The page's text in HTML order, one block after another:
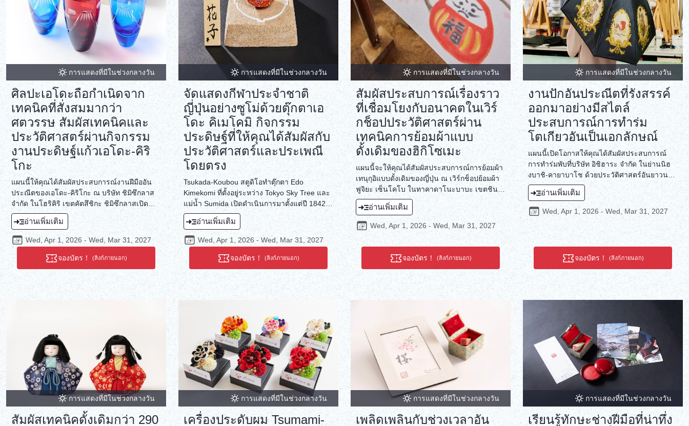
การแสดงที่มีในช่วงกลางวัน
ศิลปะเอโดะถือกำเนิดจาก
เทคนิคที่สั่งสมมากว่า
ศตวรรษ สัมผัสเทคนิคและ
ประวัติศาสตร์ผ่านกิจกรรม
งานประดิษฐ์แก้วเอโดะ-คิริ
โกะ
แผนนี้ให้คุณได้สัมผัสประสบการณ์งานฝีมืออัน
ประณีตของเอโดะ-คิริโกะ ณ บริษัท ชิมิซึกลาส
จำกัด ในโฮริคิริ เขตคัตสึชิกะ ชิมิซึกลาสเปิด
ดำเนินการในปี พ.ศ. 2466 ในฐานะโรงงาน
แปรรูปแก้ว นับตั้งแต่นั้นมา ชิมิซึกลาสยังคง
พัฒนาเทคนิคการแปรรูปแก้วอย่างต่อเนื่อง
ยาวนานกว่าศตวรรษ ประเพณีการประดิษฐ์แก้ว
ของเอโดะ-คิริโกะ ซึ่งถือกำเนิดขึ้นจาก
ประสบการณ์อันยาวนานนี้ ได้สร้างสรรค์ผลงาน
ศิลปะที่ใช้งานได้จริง ประดับประดาด้วยลวดลาย
อันประณีต ผ่านกิจกรรมการประดิษฐ์เครื่องแก้ว
เอโดะ-คิริโกะเพื่อตกแต่งโต๊ะอาหารประจำวัน
อ่านเพิ่มเติม
Wed, Apr 1, 2026 - Wed, Mar 31, 2027
จองบัตร！ (ลิงก์ภายนอก)
การแสดงที่มีในช่วงกลางวัน
จัดแสดงกีฬาประจำชาติ
ญี่ปุ่นอย่างซูโม่ด้วยตุ๊กตาเอ
โดะ คิเมโคมิ กิจกรรม
ประดิษฐ์ที่ให้คุณได้สัมผัสกับ
ประวัติศาสตร์และประเพณี
โดยตรง
Tsukada-Koubou สตูดิโอทำตุ๊กตา Edo
Kimekomi ที่ตั้งอยู่ระหว่าง Tokyo Sky Tree และ
แม่น้ำ Sumida เปิดดำเนินการมาตั้งแต่ปี 1842
Ryoggoku บ้านของซูโม่ และสตูดิโอ Tsukada-
Koubou ก็ตั้งอยู่ในเขตเดียวกัน คือ เขต Sumida
ในจุดที่อยู่ใกล้กับใจกลางของซูโม่ คุณจะได้
เพลิดเพลินกับกิจกรรมการยัดผ้าตกแต่งเข้าไปใน
ผ้าเตี่ยว Mawashi ของตุ๊กตาซูโม่ ตุ๊กตาซูโม่บาง
ตัวมีด้านที่สนุกสนานด้วยกระดิ่งประดับ และหลัง
จากกิจกรรมแล้ว การได้รับแหวนซูโม่ Dohyo
และแผ่นโลหะก็ทำให้เป็นกิจกรรมที่น่าจับตามอง
อ่านเพิ่มเติม
Wed, Apr 1, 2026 - Wed, Mar 31, 2027
จองบัตร！ (ลิงก์ภายนอก)
การแสดงที่มีในช่วงกลางวัน
สัมผัสประสบการณ์เรื่องราว
ที่เชื่อมโยงกับอนาคตในเวิร์
กช็อปประวัติศาสตร์ผ่าน
เทคนิคการย้อมผ้าแบบ
ดั้งเดิมของฮิกิโซเมะ
แผนนี้จะให้คุณได้สัมผัสประสบการณ์การย้อมผ้า
เทนุกุอิแบบดั้งเดิมของญี่ปุ่น ณ เวิร์กช็อปย้อมผ้า
ฟูจิยะ เซ็นโคโบ ในทาคาดาโนะบาบะ เขตชินจู
กุ โตเกียว คุณจะได้วาดลวดลายที่คุณเลือกลงบน
ผ้าเทนุกุอิโดยใช้เทคนิคฮิกิโซเมะ ซึ่งเป็นการย้อม
ผ้าด้วยมือ ทั้งเครื่องมือที่เหมาะสมและสภาพ
แวดล้อมที่เหมาะสมเป็นสิ่งสำคัญอย่างยิ่งต่อการ
สร้างสรรค์ผลงานที่สวยงามอย่างเชี่ยวชาญ
ประสบการณ์การย้อมผ้าในเวิร์กช็อปดินเผาที่ยัง
คงรักษาจิตวิญญาณของญี่ปุ่นยุคก่อนสมัยใหม่ไว้
จะทำให้คุณรู้สึกอบอุ่นใจและหวนนึกถึงอดีต
อ่านเพิ่มเติม
Wed, Apr 1, 2026 - Wed, Mar 31, 2027
จองบัตร！ (ลิงก์ภายนอก)
การแสดงที่มีในช่วงกลางวัน
งานปักอันประณีตที่รังสรรค์
ออกมาอย่างมีสไตล์
ประสบการณ์การทำร่ม
โตเกียวอันเป็นเอกลักษณ์
แผนนี้เปิดโอกาสให้คุณได้สัมผัสประสบการณ์
การทำร่มพับที่บริษัท อิชิฮาระ จำกัด ในย่านนิฮ
งบาชิ-คายาบาโช ด้วยประวัติศาสตร์อันยาวนาน
กว่า 100 ปี ร่มโตเกียวจึงขึ้นชื่อเรื่องความหรูหรา
และความทนทาน บริษัท อิชิฮาระ จำกัด ได้
พัฒนาเทคนิคการทำร่มมากว่า 80 ปี และยังคง
สร้างสรรค์ผลงานที่ได้รับแรงบันดาลใจจาก
แฟชั่นของโตเกียวมาจนถึงปัจจุบัน ที่นี่คุณจะได้
กระบวนการทำร่ม ประเพณีที่สืบทอดกันมาโดย
ช่างฝีมือ และประสบการณ์สร้างสรรค์ผลงาน
แฟชั่นสุดเก๋ด้วยมือคุณ
อ่านเพิ่มเติม
Wed, Apr 1, 2026 - Wed, Mar 31, 2027
จองบัตร！ (ลิงก์ภายนอก)
การแสดงที่มีในช่วงกลางวัน
สัมผัสเทคนิคดั้งเดิมกว่า 290
การแสดงที่มีในช่วงกลางวัน
เครื่องประดับผม Tsumami-
การแสดงที่มีในช่วงกลางวัน
เพลิดเพลินกับช่วงเวลาอัน
การแสดงที่มีในช่วงกลางวัน
เรียนรู้ทักษะช่างฝีมือที่น่าทึ่ง